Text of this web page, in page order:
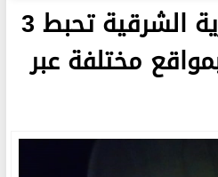
المنطقة العسكرية الشرقية تحبط 3
مختلفة عبر